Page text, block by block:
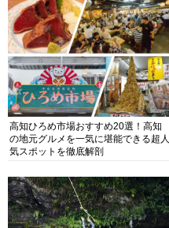
高知ひろめ市場おすすめ20選！高知
の地元グルメを一気に堪能できる超人
気スポットを徹底解剖